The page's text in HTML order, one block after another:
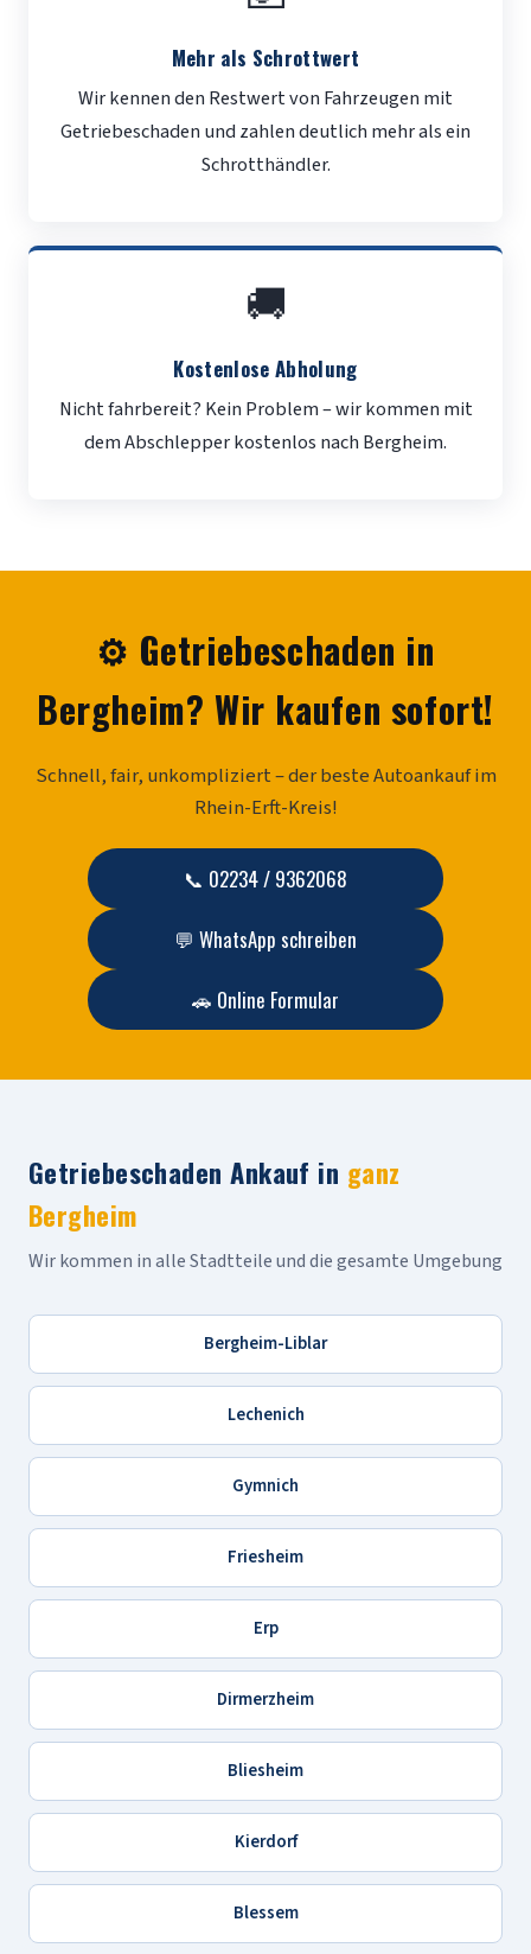
Mehr als Schrottwert
Wir kennen den Restwert von Fahrzeugen mit
Getriebeschaden und zahlen deutlich mehr als ein
Schrotthändler.
🚚
Kostenlose Abholung
Nicht fahrbereit? Kein Problem – wir kommen mit
dem Abschlepper kostenlos nach Bergheim.
⚙️ Getriebeschaden in
Bergheim? Wir kaufen sofort!
Schnell, fair, unkompliziert – der beste Autoankauf im
Rhein-Erft-Kreis!
📞 02234 / 9362068
💬 WhatsApp schreiben
🚗 Online Formular
Getriebeschaden Ankauf in ganz
Bergheim
Wir kommen in alle Stadtteile und die gesamte Umgebung
Bergheim-Liblar
Lechenich
Gymnich
Friesheim
Erp
Dirmerzheim
Bliesheim
Kierdorf
Blessem